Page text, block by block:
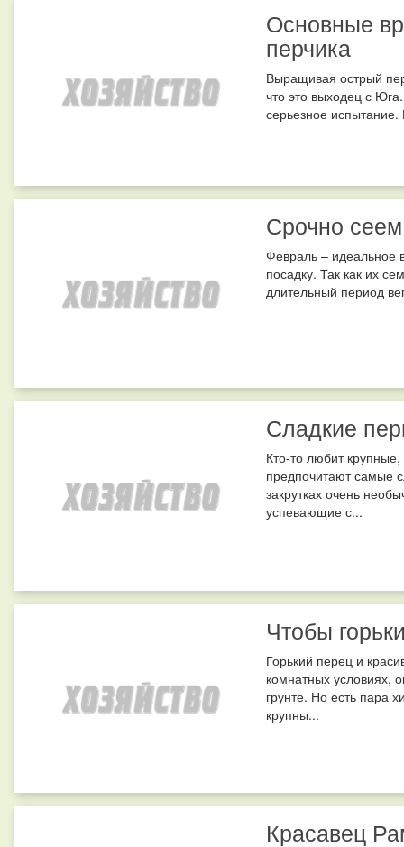
Основные
перчика
Выращивая острый
что это выходец с
серьезное испытание.
Срочно
Февраль – идеальное
посадку. Так как их
длительный период
Сладкие
Кто-то любит
предпочитают самые
закрутках очень
успевающие с...
Чтобы
Горький перец и
комнатных условиях,
грунте. Но есть пара
крупны...
Красавец